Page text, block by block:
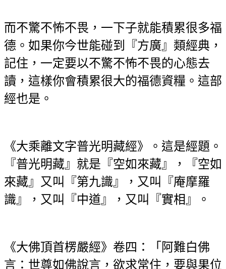
而不驚不怖不畏，一下子就能積累很多福
德。如果你今世能碰到『方廣』類經典，
記住，一定要以不驚不怖不畏的心態去
讀，這樣你會積累很大的福德資糧。這部
經也是。
《大乘離文字普光明藏經》。這是經題。
『普光明藏』就是『空如來藏』，『空如
來藏』又叫『第九識』，又叫『庵摩羅
識』，又叫『中道』，又叫『實相』。
《大佛頂首楞嚴經》卷四：「阿難白佛
言：世尊如佛說言，欲求常住，要與果位